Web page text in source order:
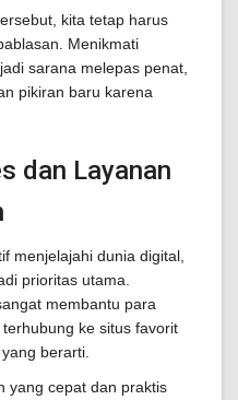
kita tetap harus
Menikmati
sarana melepas penat,
pikiran baru karena
dan Layanan
menjelajahi dunia digital,
prioritas utama.
membantu para
ke situs favorit
berarti.
yang cepat dan praktis